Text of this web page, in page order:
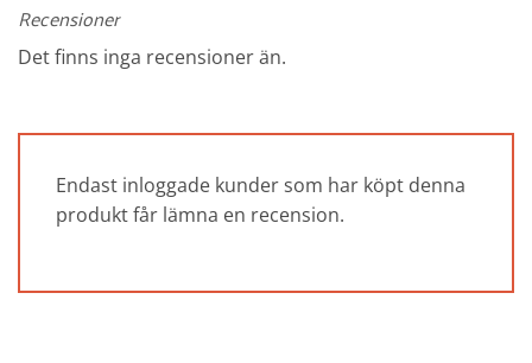
Recensioner
Det finns inga recensioner än.
Endast inloggade kunder som har köpt denna
produkt får lämna en recension.